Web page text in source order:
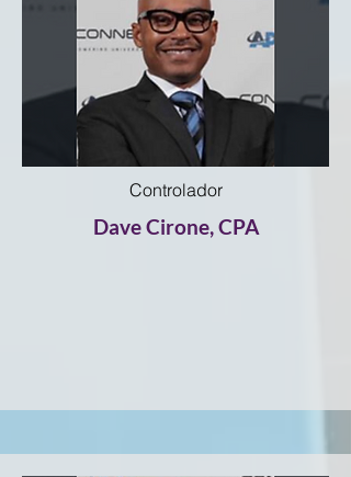
Controlador
Dave Cirone, CPA